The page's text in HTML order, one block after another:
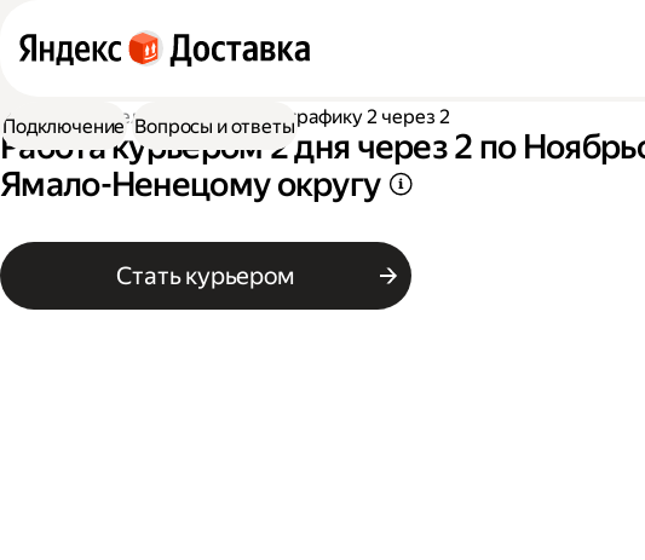
Работа водителем Работа по графику 2 через 2
Работа курьером 2 дня через 2 по
Ямало-Ненецому округу
Стать курьером
Подключение Вопросы и ответы